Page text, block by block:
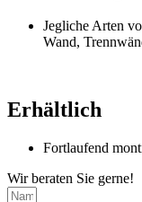
Jegliche Arten
Wand,
Erhältlich
Fortlaufend
Wir beraten Sie gerne!